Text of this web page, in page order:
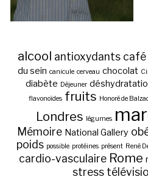
alcool antioxydants café
du sein canicule cerveau chocolat
diabète Déjeuner
flavonoïdes fruits Honoré de
Londres légumes
Mémoire National Gallery
poids possible protéines présent René
cardio-vasculaire Rome
stress